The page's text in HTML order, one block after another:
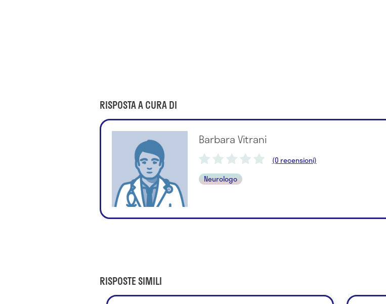
RISPOSTA A CURA DI
Barbara Vitrani
(0 recensioni)
Neurologo
RISPOSTE SIMILI